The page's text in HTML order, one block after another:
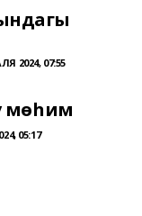
2024, 07:55
мөһим
05:17